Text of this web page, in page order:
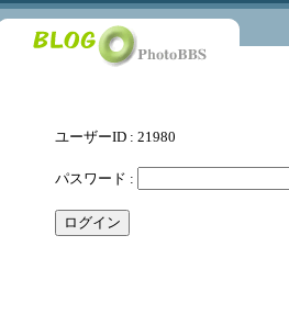
ユーザーID : 21980
パスワード :